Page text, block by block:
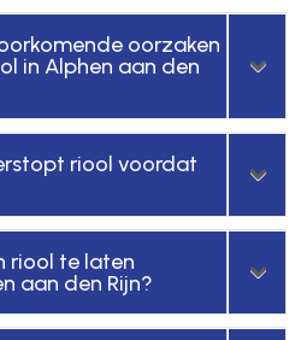
oorzaken
in Alphen aan den
riool voordat
riool te laten
aan den Rijn?